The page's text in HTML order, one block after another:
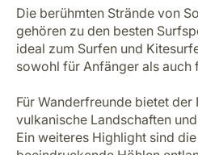
Die berühmten Strände von
gehören zu den besten
ideal zum Surfen und
sowohl für Anfänger als auch
Für Wanderfreunde bietet
vulkanische Landschaften
Ein weiteres Highlight sind